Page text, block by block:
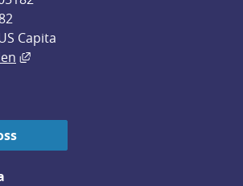
Capita
Länk till annan webbplats, öppnas